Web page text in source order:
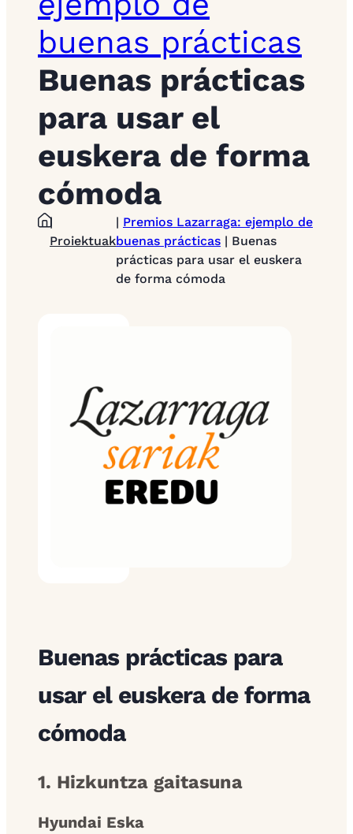
buenas prácticas
Buenas prácticas
para usar el
euskera de forma
cómoda
|
Proiektuak
| Premios Lazarraga: ejemplo de
buenas prácticas | Buenas
prácticas para usar el euskera
de forma cómoda
Buenas prácticas para
usar el euskera de forma
cómoda
1. Hizkuntza gaitasuna
Hyundai Eska